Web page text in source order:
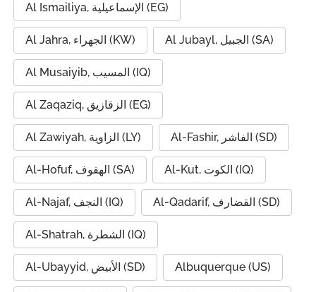
Al Ismailiya, الإسماعيلية (EG)
Al Jahra, الجهراء (KW) Al Jubayl, الجبيل (SA)
Al Musaiyib, المسيب (IQ)
Al Zaqaziq, الزقازيق (EG)
Al Zawiyah, الزاوية (LY) Al-Fashir, الفاشر (SD)
Al-Hofuf, الهفوف (SA) Al-Kut, الكوت (IQ)
Al-Najaf, النجف (IQ) Al-Qadarif, القضارف (SD)
Al-Shatrah, الشطرة (IQ)
Al-Ubayyid, الأبيض (SD) Albuquerque (US)